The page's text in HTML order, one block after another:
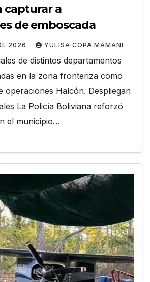
capturar a
de emboscada
2026 YULISA COPA MAMANI
de distintos departamentos
en la zona fronteriza como
operaciones Halcón. Despliegan
La Policía Boliviana reforzó
el municipio…